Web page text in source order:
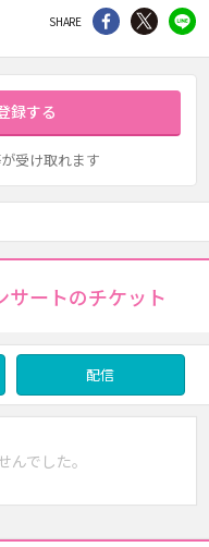
SHARE シェア Twitter
録する
受け取れます
サートのチケット
配信
でした。